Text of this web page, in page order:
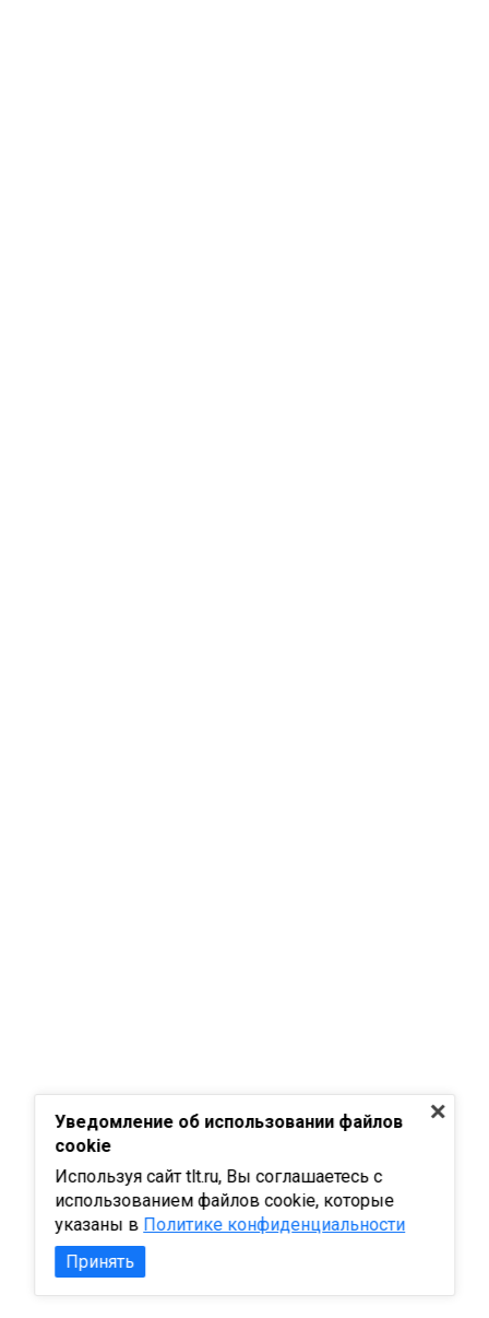
Уведомление об использовании файлов
cookie
Используя сайт tlt.ru, Вы соглашаетесь с
использованием файлов cookie, которые
указаны в Политике конфиденциальности
Принять